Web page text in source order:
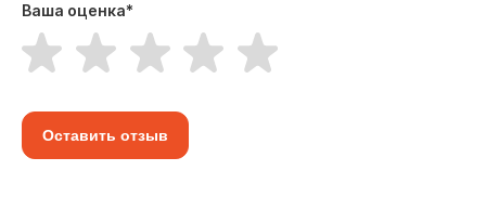
Ваша оценка*
Оставить отзыв